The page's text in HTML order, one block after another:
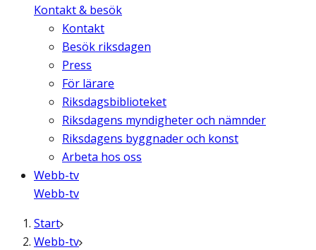
Kontakt & besök
Kontakt
Besök riksdagen
Press
För lärare
Riksdagsbiblioteket
Riksdagens myndigheter och nämnder
Riksdagens byggnader och konst
Arbeta hos oss
Webb-tv
Webb-tv
Start
Webb-tv